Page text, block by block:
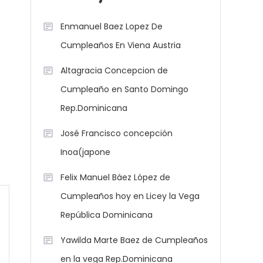
Enmanuel Baez Lopez De
Cumpleaños En Viena Austria
Altagracia Concepcion de
Cumpleaño en Santo Domingo
Rep.Dominicana
José Francisco concepción
Inoa(japone
Felix Manuel Báez López de
Cumpleaños hoy en Licey la Vega
República Dominicana
Yawilda Marte Baez de Cumpleaños
en la vega Rep.Dominicana